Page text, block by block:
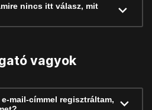
nincs itt válasz, mit
vagyok
mail-címmel regisztráltam,